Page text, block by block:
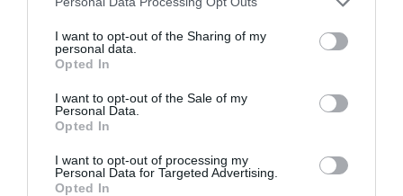
I want to opt-out of the Sharing of my
personal data.
Opted In
I want to opt-out of the Sale of my
Personal Data.
Opted In
I want to opt-out of processing my
Personal Data for Targeted Advertising.
Opted In
Gwendoline Christieσυνέχισε τα μαγικά της
φορώντας μία κόκκινη βελούδινη τουαλέτα από
τον John Galliano και το Maison Margiela, με look
που έχει επιμεληθεί φυσικά η Pat McGrath και